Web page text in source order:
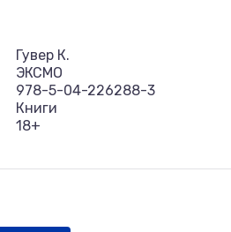
Гувер К.
ЭКСМО
978-5-04-226288-3
Книги
18+